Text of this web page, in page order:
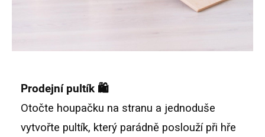
Prodejní pultík 🛍️
Otočte houpačku na stranu a jednoduše
vytvořte pultík, který parádně poslouží při hře